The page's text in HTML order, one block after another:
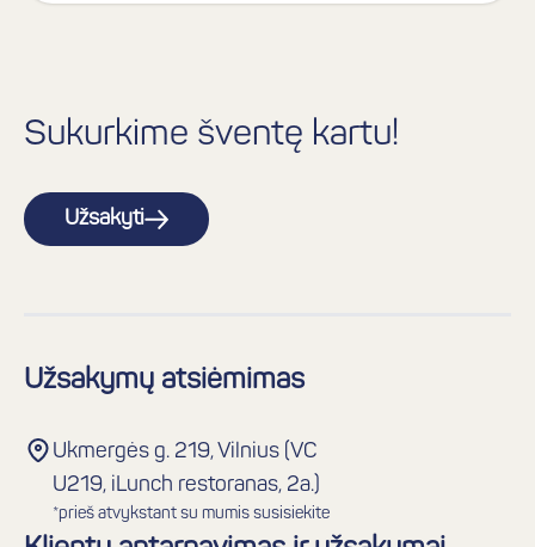
Sukurkime šventę kartu!
Užsakyti
Užsakymų atsiėmimas
Ukmergės g. 219, Vilnius (VC
U219, iLunch restoranas, 2a.)
*prieš atvykstant su mumis susisiekite